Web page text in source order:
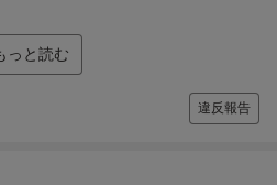
っと読む
違反報告